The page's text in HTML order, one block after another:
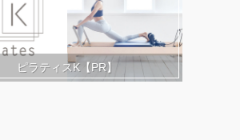
ピラティスK【PR】